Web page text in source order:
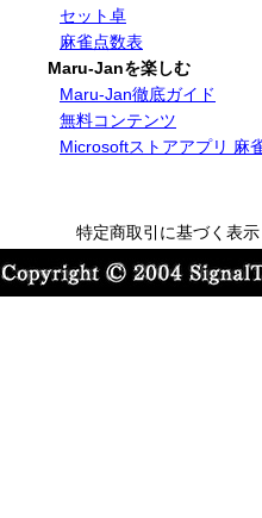
セット卓
麻雀点数表
Maru-Janを楽しむ
Maru-Jan徹底ガイド
無料コンテンツ
Microsoftストアアプリ 麻
特定商取引に基づく表示